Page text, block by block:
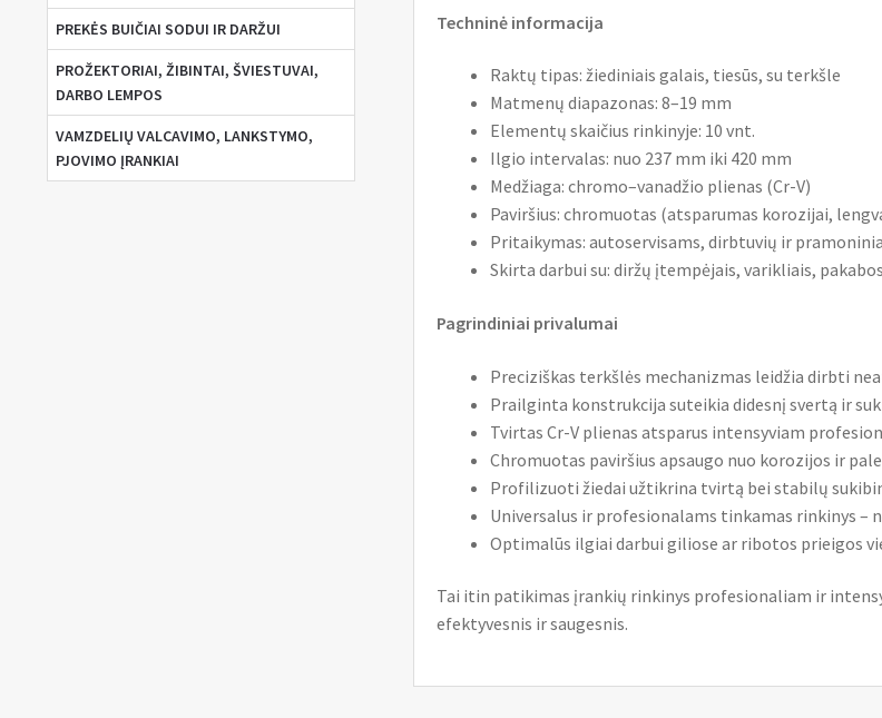
Techninė informacija
Raktų tipas: žiediniais galais, tiesūs, su terkšle
Matmenų diapazonas: 8–19 mm
Elementų skaičius rinkinyje: 10 vnt.
Ilgio intervalas: nuo 237 mm iki 420 mm
Medžiaga: chromo–vanadžio plienas (Cr-V)
Paviršius: chromuotas (atsparumas korozijai,
Pritaikymas: autoservisams, dirbtuvių ir
Skirta darbui su: diržų įtempėjais, varikliais,
Pagrindiniai privalumai
Preciziškas terkšlės mechanizmas leidžia dirbti
Prailginta konstrukcija suteikia didesnį svertą ir
Tvirtas Cr-V plienas atsparus intensyviam
Chromuotas paviršius apsaugo nuo korozijos ir
Profilizuoti žiedai užtikrina tvirtą bei stabilų
Universalus ir profesionalams tinkamas rinkinys –
Optimalūs ilgiai darbui giliose ar ribotos prieigos
Tai itin patikimas įrankių rinkinys profesionaliam ir
efektyvesnis ir saugesnis.
PREKĖS BUIČIAI SODUI IR DARŽUI
PROŽEKTORIAI, ŽIBINTAI, ŠVIESTUVAI,
DARBO LEMPOS
VAMZDELIŲ VALCAVIMO, LANKSTYMO,
PJOVIMO ĮRANKIAI